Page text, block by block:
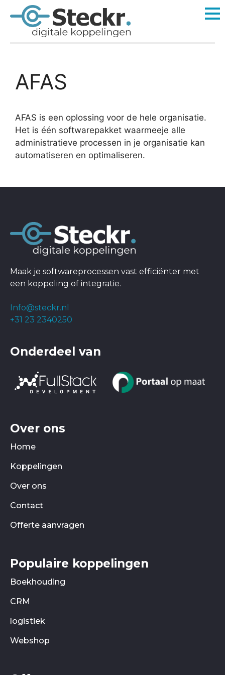
AFAS
AFAS is een oplossing voor de hele organisatie.
Het is één softwarepakket waarmeeje alle
administratieve processen in je organisatie kan
automatiseren en optimaliseren.
Maak je softwareprocessen vast efficiënter met
een koppeling of integratie.
Info@steckr.nl
+31 23 2340250
Onderdeel van
Over ons
Home
Koppelingen
Over ons
Contact
Offerte aanvragen
Populaire koppelingen
Boekhouding
CRM
logistiek
Webshop